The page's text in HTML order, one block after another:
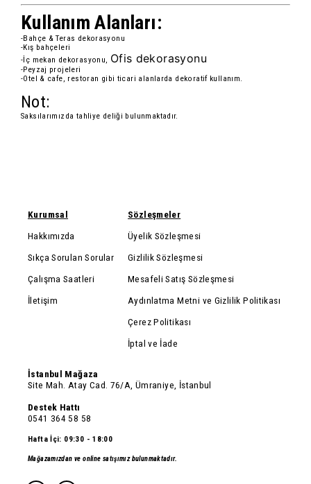
Kullanım Alanları:
-Bahçe & Teras dekorasyonu
-Kış bahçeleri
-İç mekan dekorasyonu, Ofis dekorasyonu
-Peyzaj projeleri
-Otel & cafe, restoran gibi ticari alanlarda dekoratif kullanım.
Not:
Saksılarımızda tahliye deliği bulunmaktadır.
Kurumsal
Hakkımızda
Sıkça Sorulan Sorular
Çalışma Saatleri
İletişim
Sözleşmeler
Üyelik Sözleşmesi
Gizlilik Sözleşmesi
Mesafeli Satış Sözleşmesi
Aydınlatma Metni ve Gizlilik Politikası
Çerez Politikası
İptal ve İade
İstanbul Mağaza
Site Mah. Atay Cad. 76/A, Ümraniye, İstanbul
Destek Hattı
0541 364 58 58
Hafta İçi: 09:30 - 18:00
Mağazamızdan ve online satışımız bulunmaktadır.